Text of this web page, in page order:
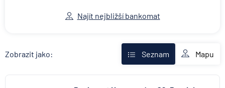
Československá obchodní banka
Fio banka
mBank
Najít nejbližší bankomat
Zobrazit jako: Seznam Mapu